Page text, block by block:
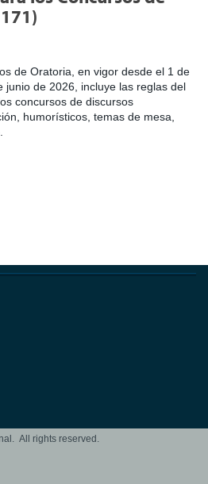
de Oratoria, en vigor desde el 1 de
junio de 2026, incluye las reglas del
concursos de discursos
humorísticos, temas de mesa,
All rights reserved.